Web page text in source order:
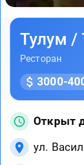
Тулум /
Ресторан
3000-
Открыт
ул.